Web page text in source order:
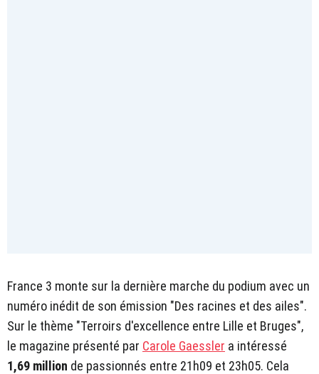
France 3 monte sur la dernière marche du podium avec un
numéro inédit de son émission "Des racines et des ailes".
Sur le thème "Terroirs d'excellence entre Lille et Bruges",
le magazine présenté par Carole Gaessler a intéressé
1,69 million de passionnés entre 21h09 et 23h05. Cela